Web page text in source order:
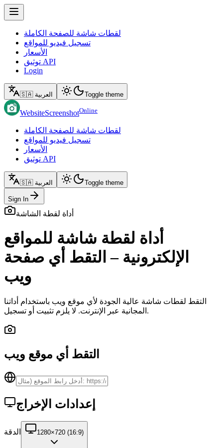
لقطات شاشة للصفحة الكاملة
تسجيل فيديو للمواقع
الأسعار
توثيق API
Login
🇸🇦 العربية Toggle theme
WebsiteScreenshotOnline
لقطات شاشة للصفحة الكاملة
تسجيل فيديو للمواقع
الأسعار
توثيق API
🇸🇦 العربية Toggle theme
Sign In
أداة لقطة الشاشة
أداة لقطة شاشة للمواقع
الإلكترونية – التقط أي صفحة
ويب
التقط لقطات شاشة عالية الجودة لأي موقع ويب باستخدام أداتنا
المجانية عبر الإنترنت. لا يلزم تثبيت أو تسجيل.
التقط أي موقع ويب
إعدادات الإخراج
الدقة 1280×720 (16:9)